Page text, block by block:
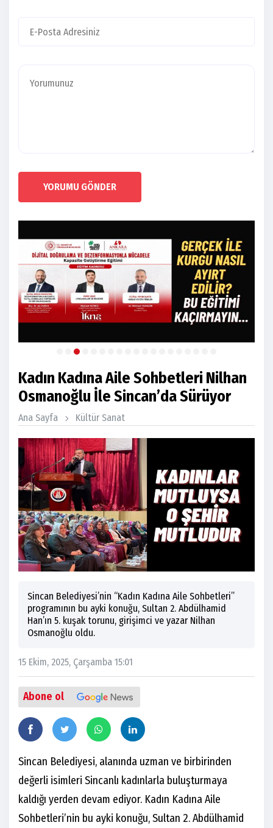
YORUMU GÖNDER
Kadın Kadına Aile Sohbetleri Nilhan
Osmanoğlu İle Sincan’da Sürüyor
Ana Sayfa Kültür Sanat
Sincan Belediyesi’nin “Kadın Kadına Aile Sohbetleri”
programının bu ayki konuğu, Sultan 2. Abdülhamid
Han’ın 5. kuşak torunu, girişimci ve yazar Nilhan
Osmanoğlu oldu.
15 Ekim, 2025, Çarşamba 15:01
Abone ol
Sincan Belediyesi, alanında uzman ve birbirinden
değerli isimleri Sincanlı kadınlarla buluşturmaya
kaldığı yerden devam ediyor. Kadın Kadına Aile
Sohbetleri’nin bu ayki konuğu, Sultan 2. Abdülhamid